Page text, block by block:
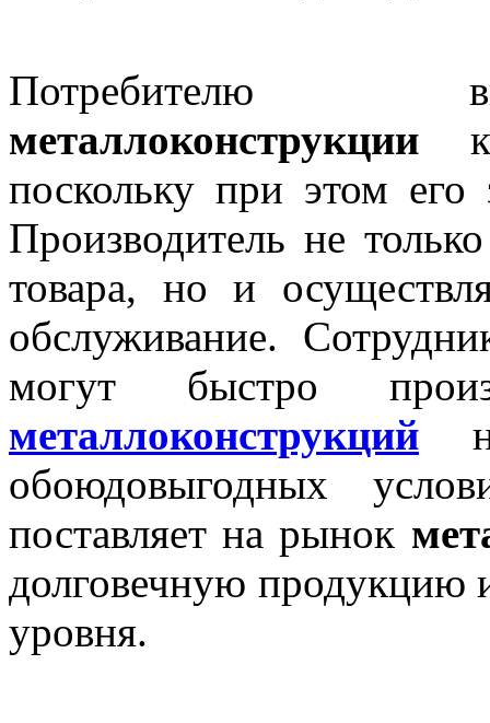
Потребителю
металлоконструкции
поскольку при этом его
Производитель не
товара, но и
обслуживание.
могут быстро
металлоконструкций
обоюдовыгодных
поставляет на рынок
долговечную продукцию
уровня.